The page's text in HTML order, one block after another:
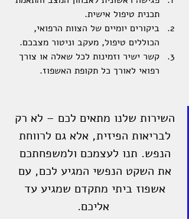
תכנית טיפול אישית.
ביקורים יומיים של הצוות הרפואי,
הכוללים טיפול, מעקב וניטור מצבכם.
קשר ישיר וזמינות לכל שאלה או צורך
רפואי לאורך כל תקופת האשפוז.
השירות שלנו מתאים לכם – לא רק
לבריאות הפיזית, אלא גם לרווחת
הנפש. תנו לעצמכם ולמשפחתכם
את השקט הנפשי המגיע לכם, עם
אשפוז ביתי מתקדם שמגיע עד
אליכם.